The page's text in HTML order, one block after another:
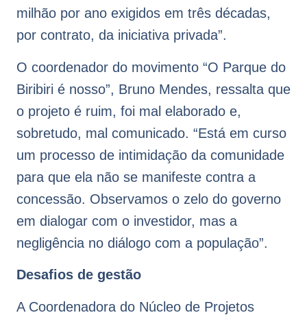
milhão por ano exigidos em três décadas,
por contrato, da iniciativa privada”.
O coordenador do movimento “O Parque do
Biribiri é nosso”, Bruno Mendes, ressalta que
o projeto é ruim, foi mal elaborado e,
sobretudo, mal comunicado. “Está em curso
um processo de intimidação da comunidade
para que ela não se manifeste contra a
concessão. Observamos o zelo do governo
em dialogar com o investidor, mas a
negligência no diálogo com a população”.
Desafios de gestão
A Coordenadora do Núcleo de Projetos